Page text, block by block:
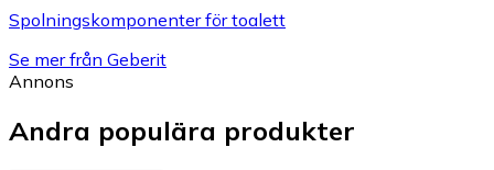
Spolningskomponenter för toalett
Se mer från Geberit
Annons
Andra populära produkter